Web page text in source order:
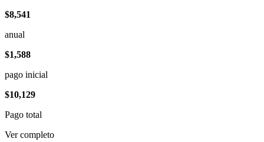
$8,541
anual
$1,588
pago inicial
$10,129
Pago total
Ver completo